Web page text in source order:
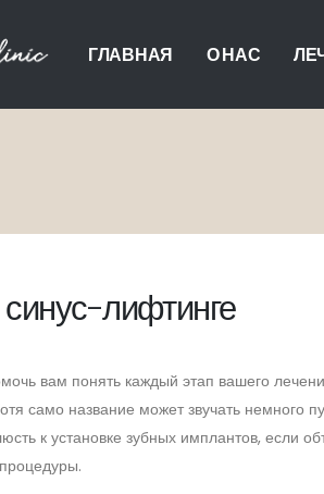
ГЛАВНАЯ О НАС
лифтинге
вам понять каждый этап вашего
само название может звучать немного
к установке зубных имплантов, если